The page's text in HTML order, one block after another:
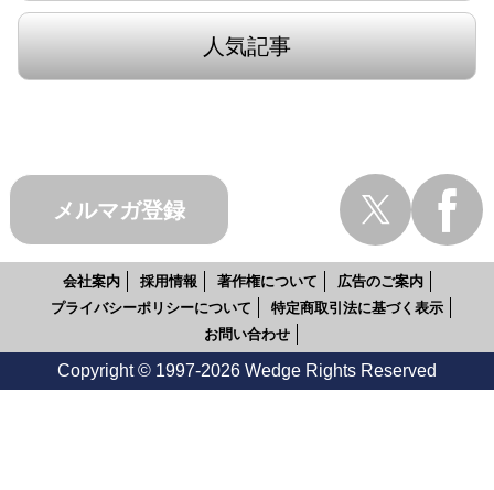
人気記事
メルマガ登録
会社案内 採用情報 著作権について
広告のご案内
プライバシーポリシーについて
特定商取引法に基づく表示
お問い合わせ
Copyright © 1997-2026 Wedge Rights Reserved